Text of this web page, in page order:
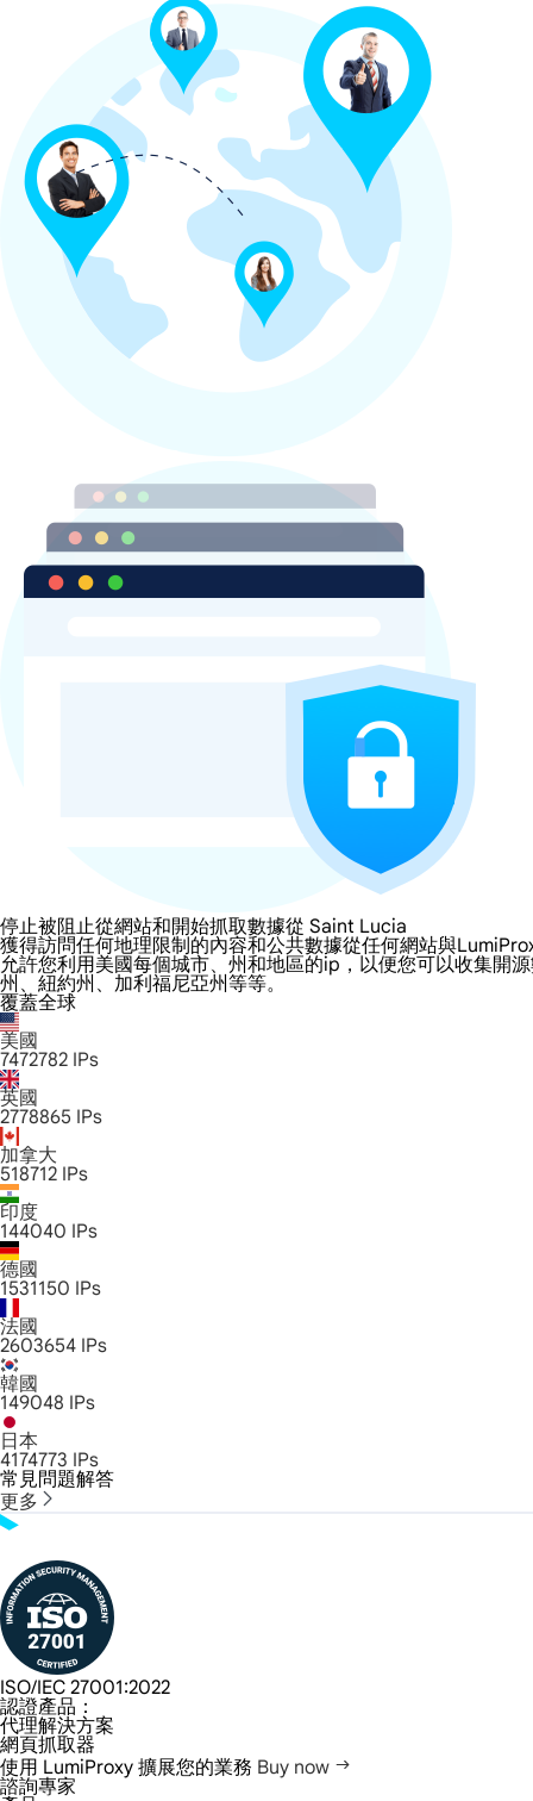
停止被阻止從網站和開始抓取數據從 Saint Lucia
獲得訪問任何地理限制的內容和公共數據從任何網站與
允許您利用美國每個城市、州和地區的ip，以便您可以收集開
州、紐約州、加利福尼亞州等等。
覆蓋全球
美國
7472782 IPs
英國
2778865 IPs
加拿大
518712 IPs
印度
144040 IPs
德國
1531150 IPs
法國
2603654 IPs
韓國
149048 IPs
日本
4174773 IPs
常見問題解答
更多
ISO/IEC 27001:2022
認證產品：
代理解決方案
網頁抓取器
使用 LumiProxy 擴展您的業務 Buy now
諮詢專家